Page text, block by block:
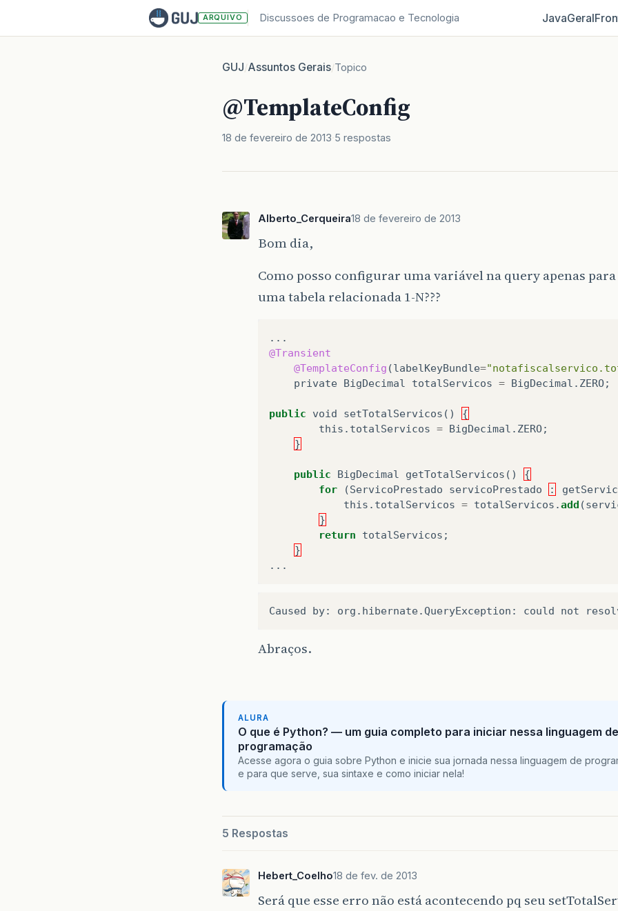
ARQUIVO Discussoes de Programacao e Tecnologia JavaGeral
GUJ/Assuntos Gerais/Topico
@TemplateConfig
18 de fevereiro de 2013 5 respostas
Alberto_Cerqueira18 de fevereiro de 2013
Bom dia,
Como posso configurar uma variável na query apenas
uma tabela relacionada 1-N???
...
@Transient
@TemplateConfig (labelKeyBundle=
private BigDecimal totalServicos = BigDecimal . ZERO;
public void setTotalServicos ()
{
this . totalServicos = BigDecimal . ZERO;
}
public BigDecimal getTotalServicos ()
{
for
(ServicoPrestado servicoPrestado :
this . totalServicos = totalServicos .add (
}
return
totalServicos ;
}
...
Abraços.
ALURA
O que é Python? — um guia completo para iniciar nessa linguagem de
programação
Acesse agora o guia sobre Python e inicie sua jornada nessa linguagem de
e para que serve, sua sintaxe e como iniciar nela!
5 Respostas
Hebert_Coelho18 de fev. de 2013
Será que esse erro não está acontecendo pq seu